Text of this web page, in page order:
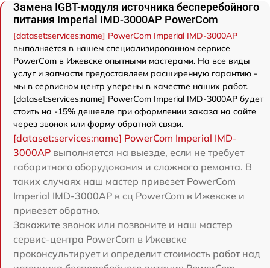
Замена IGBT-модуля источника бесперебойного
питания Imperial IMD-3000AP PowerCom
[dataset:services:name] PowerCom Imperial IMD-3000AP
выполняется в нашем специализированном сервисе
PowerCom в Ижевске опытными мастерами. На все виды
услуг и запчасти предоставляем расширенную гарантию -
мы в сервисном центр уверены в качестве наших работ.
[dataset:services:name] PowerCom Imperial IMD-3000AP будет
стоить на -15% дешевле при оформлении заказа на сайте
через звонок или форму обратной связи.
[dataset:services:name] PowerCom Imperial IMD-
3000AP выполняется на выезде, если не требует
габаритного оборудования и сложного ремонта. В
таких случаях наш мастер привезет PowerCom
Imperial IMD-3000AP в сц PowerCom в Ижевске и
привезет обратно.
Закажите звонок или позвоните и наш мастер
сервис-центра PowerCom в Ижевске
проконсультирует и определит стоимость работ над